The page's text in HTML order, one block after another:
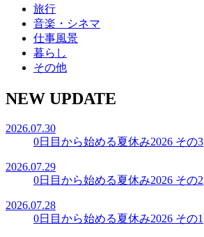
旅行
音楽・シネマ
仕事風景
暮らし
その他
NEW UPDATE
2026.07.30
0日目から始める夏休み2026 その3
2026.07.29
0日目から始める夏休み2026 その2
2026.07.28
0日目から始める夏休み2026 その1